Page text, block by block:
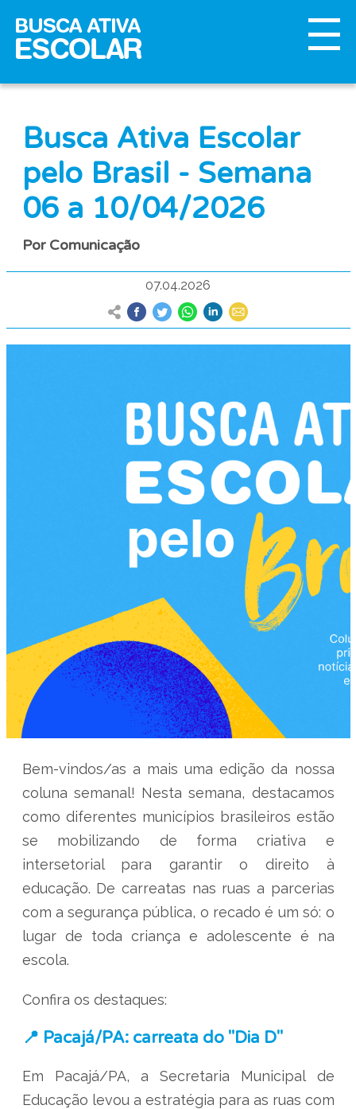
Busca Ativa Escolar
pelo Brasil - Semana
06 a 10/04/2026
Por Comunicação
07.04.2026
Bem-vindos/as a mais uma edição da nossa
coluna semanal! Nesta semana, destacamos
como diferentes municípios brasileiros estão
se mobilizando de forma criativa e
intersetorial para garantir o direito à
educação. De carreatas nas ruas a parcerias
com a segurança pública, o recado é um só: o
lugar de toda criança e adolescente é na
escola.
Confira os destaques:
📍 Pacajá/PA: carreata do "Dia D"
Em Pacajá/PA, a Secretaria Municipal de
Educação levou a estratégia para as ruas com